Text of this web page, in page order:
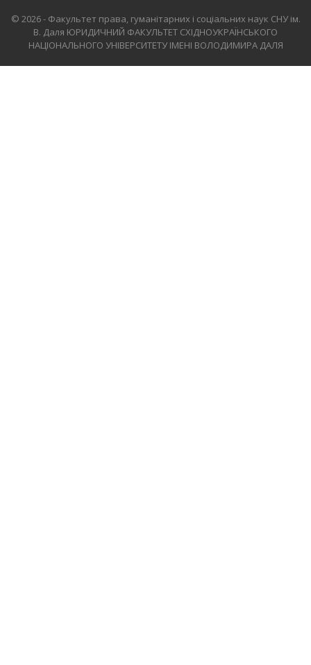
© 2026 - Факультет права, гуманітарних і соціальних наук СНУ ім.
В. Даля ЮРИДИЧНИЙ ФАКУЛЬТЕТ СХІДНОУКРАЇНСЬКОГО
НАЦІОНАЛЬНОГО УНІВЕРСИТЕТУ ІМЕНІ ВОЛОДИМИРА ДАЛЯ